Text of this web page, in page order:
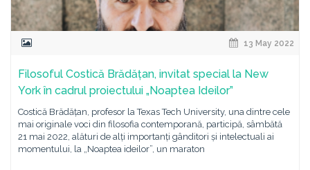
13 May 2022
Filosoful Costică Brădățan, invitat special la New
York în cadrul proiectului „Noaptea Ideilor”
Costică Brădățan, profesor la Texas Tech University, una dintre cele
mai originale voci din filosofia contemporană, participă, sâmbătă
21 mai 2022, alături de alți importanți gânditori și intelectuali ai
momentului, la „Noaptea ideilor”, un maraton